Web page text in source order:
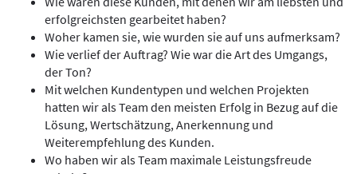
erfolgreichsten gearbeitet haben?
Woher kamen sie, wie wurden sie auf uns aufmerksam?
Wie verlief der Auftrag? Wie war die Art des Umgangs,
der Ton?
Mit welchen Kundentypen und welchen Projekten
hatten wir als Team den meisten Erfolg in Bezug auf die
Lösung, Wertschätzung, Anerkennung und
Weiterempfehlung des Kunden.
Wo haben wir als Team maximale Leistungsfreude